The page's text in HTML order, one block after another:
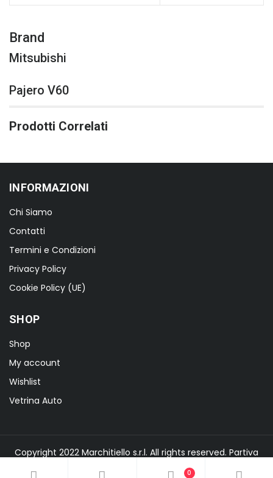
Brand
Mitsubishi
Pajero V60
Prodotti Correlati
INFORMAZIONI
Chi Siamo
Contatti
Termini e Condizioni
Privacy Policy
Cookie Policy (UE)
SHOP
Shop
My account
Wishlist
Vetrina Auto
Copyright 2022 Marchitiello s.r.l. All rights reserved. Partiva
IVA 02876090644
0